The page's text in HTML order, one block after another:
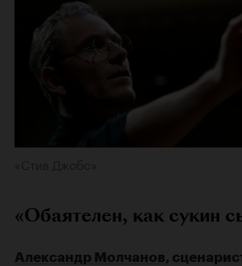
«Обаятелен, как сукин
Александр Молчанов,